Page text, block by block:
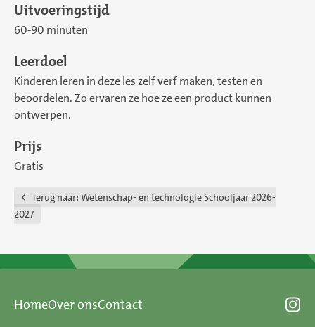
Uitvoeringstijd
60-90 minuten
Leerdoel
Kinderen leren in deze les zelf verf maken, testen en
beoordelen. Zo ervaren ze hoe ze een product kunnen
ontwerpen.
Prijs
Gratis
Terug naar: Wetenschap- en technologie Schooljaar 2026-
2027
HomeOver onsContact